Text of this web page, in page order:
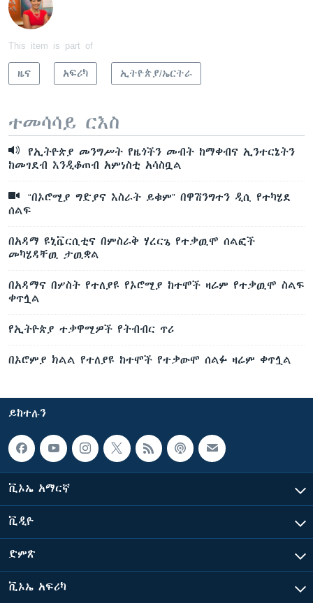
This item is part of
ዜና አፍሪካ ኢትዮጵያ/ኤርትራ
ተመሳሳይ ርእስ
የኢትዮጵያ መንግሥት የዜጎችን መብት ከማቀብና ኢንተርኔትን
ከመገደብ እንዲቆጠብ አምነስቲ አሳስቧል
“በኦሮሚያ ግድያና እስራት ይቁም” በዋሽንግተን ዲሲ የተካሄደ
ሰልፍ
በአዳማ ዩኒቬርሲቲና በምስራቅ ሃረርጌ የተቃዉሞ ሰልፎች
መካሄዳቸዉ ታዉቋል
በአዳማና በሦስት የተለያዩ የኦሮሚያ ከተሞች ዛሬም የተቃዉሞ ስልፍ
ቀጥሏል
የኢትዮጵያ ተቃዋሚዎች የትብብር ጥሪ
በኦሮምያ ክልል የተለያዩ ከተሞች የተቃውሞ ሰልፉ ዛሬም ቀጥሏል
ይከተሉን
ቪኦኤ አማርኛ
ቪዲዮ
ድምጽ
ቪኦኤ አፍሪካ